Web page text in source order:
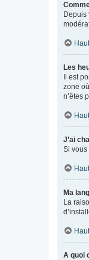
Depuis
Haut
Les
Il est
zone
n’êtes
Haut
J’ai
Si vous
Haut
Ma
La
Haut
A quoi